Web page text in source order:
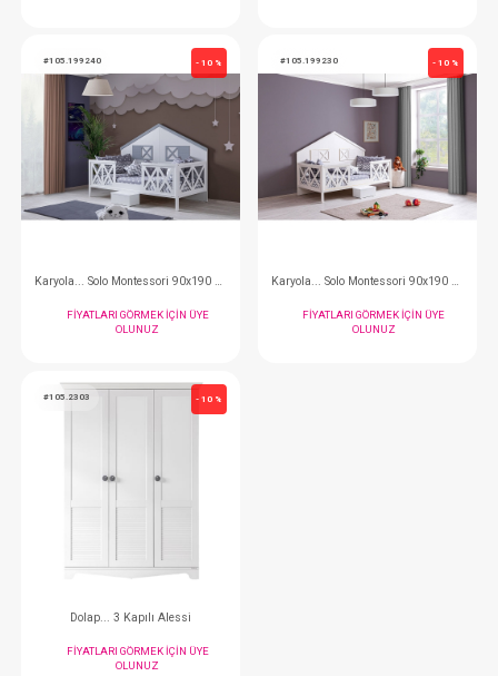
Şifonyer... Mignon
FIYATLARI GÖRMEK IÇIN ÜYE
OLUNUZ
Karyola... Alessi
FIYATLARI
OLUNUZ
#105.199240 - 10 % #105.199230
#105.2303